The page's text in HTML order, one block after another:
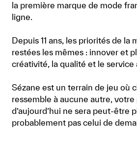
la première marque de mode
ligne.
Depuis 11 ans, les priorités de la
restées les mêmes : innover et
créativité, la qualité et le
Sézane est un terrain de jeu où
ressemble à aucune autre, votre
d’aujourd’hui ne sera peut-être
probablement pas celui de